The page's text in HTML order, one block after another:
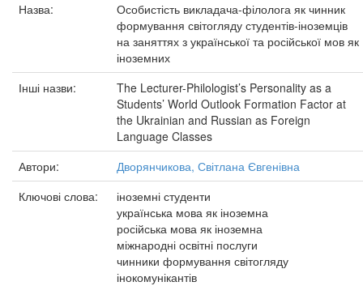
Назва:
Особистість викладача-філолога як чинник
формування світогляду студентів-іноземців
на заняттях з української та російської мов як
іноземних
Інші назви:
The Lecturer-Philologist’s Personality as a
Students’ World Outlook Formation Factor at
the Ukrainian and Russian as Foreign
Language Classes
Автори:
Дворянчикова, Світлана Євгенівна
Ключові слова:
іноземні студенти
українська мова як іноземна
російська мова як іноземна
міжнародні освітні послуги
чинники формування світогляду
інокомунікантів